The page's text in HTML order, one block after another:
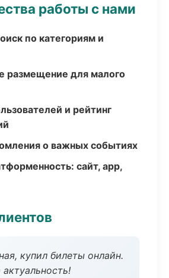
работы с нами
по категориям и
размещение для малого
и рейтинг
о важных событиях
сайт, app,
купил билеты онлайн.